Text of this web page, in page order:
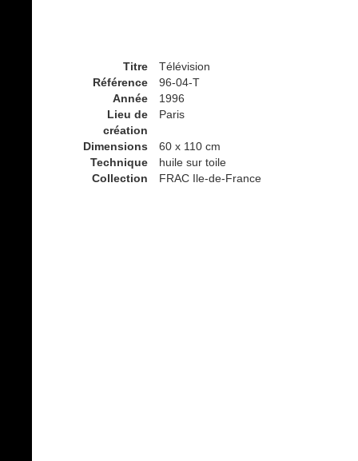
Titre
Télévision
Référence
96-04-T
Année
1996
Lieu de
création
Paris
Dimensions
60 x 110 cm
Technique
huile sur toile
Collection
FRAC Ile-de-France